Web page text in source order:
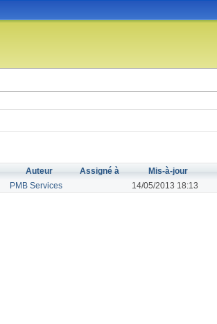
Auteur Assigné à Mis-à-jour
PMB Services 14/05/2013 18:13